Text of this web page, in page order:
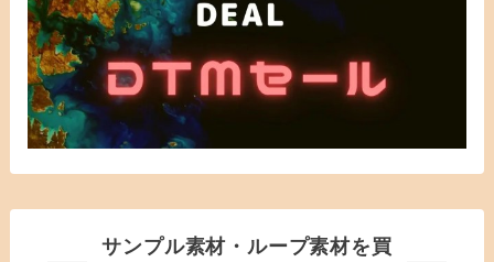
サンプル素材・ループ素材を買